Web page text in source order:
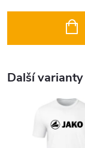
Další varianty